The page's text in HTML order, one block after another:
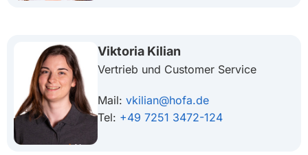
Viktoria Kilian
Vertrieb und Customer Service
Mail:vkilian@hofa.de
Tel: +49 7251 3472-124